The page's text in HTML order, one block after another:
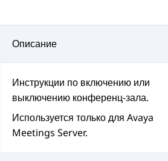
Описание
Инструкции по включению или
выключению конференц-зала.
Используется только для Avaya
Meetings Server.